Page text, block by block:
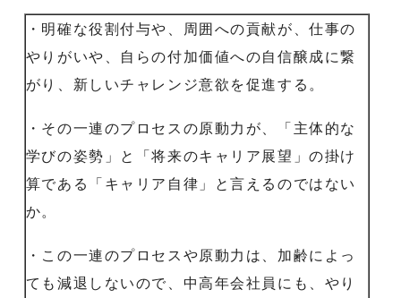
・明確な役割付与や、周囲への貢献が、仕事の
やりがいや、自らの付加価値への自信醸成に繋
がり、新しいチャレンジ意欲を促進する。
・その一連のプロセスの原動力が、「主体的な
学びの姿勢」と「将来のキャリア展望」の掛け
算である「キャリア自律」と言えるのではない
か。
・この一連のプロセスや原動力は、加齢によっ
ても減退しないので、中高年会社員にも、やり